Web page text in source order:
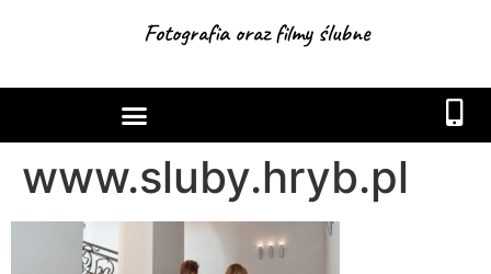
Fotografia oraz filmy ślubne
www.sluby.hryb.pl